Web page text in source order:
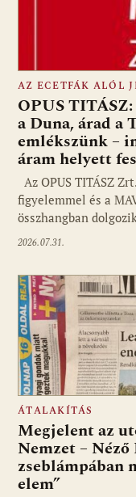
AZ ECETFÁK ALÓL
OPUS
a Duna, árad a
emlékszünk –
áram helyett
Az OPUS TITÁSZ
figyelemmel és a
összhangban
2026.07.31.
ÁTALAKÍTÁS
Megjelent az
Nemzet – Néző
zseblámpában
elem”